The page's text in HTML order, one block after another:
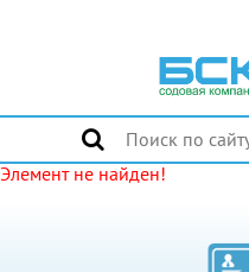
Элемент не найден!